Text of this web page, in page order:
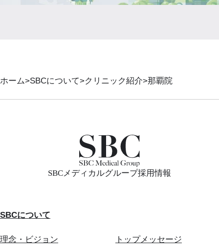
ホーム SBCについて クリニック紹介 那覇院
SBCメディカルグループ採用情報
SBCについて
理念・ビジョン
トップメッセージ